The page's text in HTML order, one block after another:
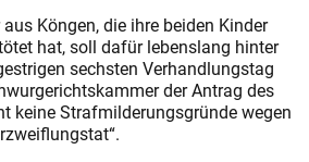
Köngen, die ihre beiden Kinder
hat, soll dafür lebenslang hinter
sechsten Verhandlungstag
der Antrag des
keine Strafmilderungsgründe wegen